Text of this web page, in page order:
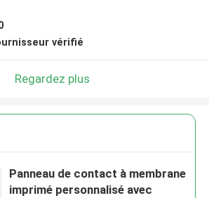
vérifié
Regardez plus
Panneau de contact à membrane
imprimé personnalisé avec